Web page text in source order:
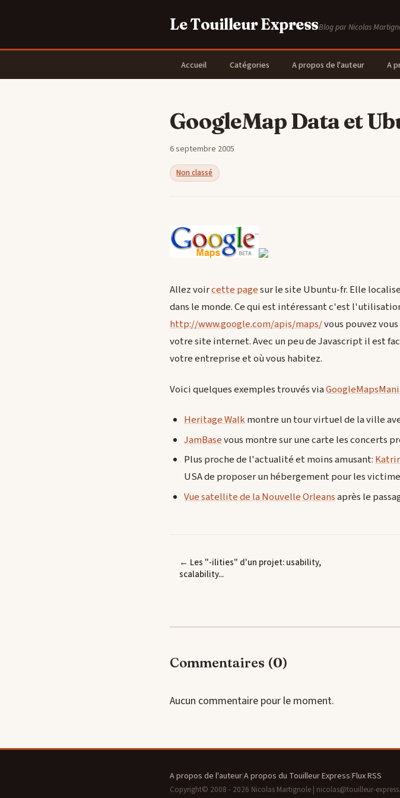
Le Touilleur ExpressBlog par Nicolas
Accueil Catégories A propos de l'auteur A
GoogleMap Data et
6 septembre 2005
Non classé
Allez voircette pagesur le site Ubuntu-fr. Elle
dans le monde. Ce qui est intéressant c'est
http://www.google.com/apis/maps/vous pouvez
votre site internet. Avec un peu de Javascript il est
votre entreprise et où vous habitez.
Voici quelques exemples trouvés via
Heritage Walkmontre un tour virtuel de la ville
JamBasevous montre sur une carte les concerts
Plus proche de l'actualité et moins amusant:
USA de proposer un hébergement pour les
Vue satellite de la Nouvelle Orleansaprès le
← Les "-ilities" d'un projet: usability,
scalability...
Commentaires (0)
Aucun commentaire pour le moment.
A propos de l'auteur|A propos du Touilleur Express|Flux RSS
Copyright© 2008 - 2026 Nicolas Martignole | nicolas@touilleur-